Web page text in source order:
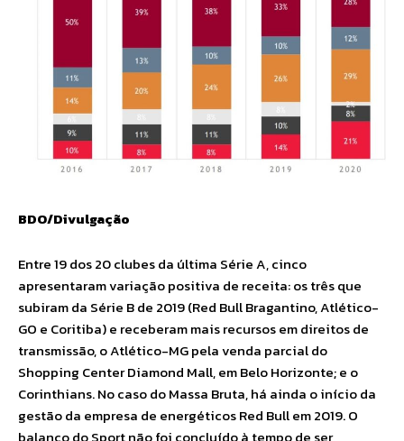
BDO/Divulgação
Entre 19 dos 20 clubes da última Série A, cinco
apresentaram variação positiva de receita: os três que
subiram da Série B de 2019 (Red Bull Bragantino, Atlético-
GO e Coritiba) e receberam mais recursos em direitos de
transmissão, o Atlético-MG pela venda parcial do
Shopping Center Diamond Mall, em Belo Horizonte; e o
Corinthians. No caso do Massa Bruta, há ainda o início da
gestão da empresa de energéticos Red Bull em 2019. O